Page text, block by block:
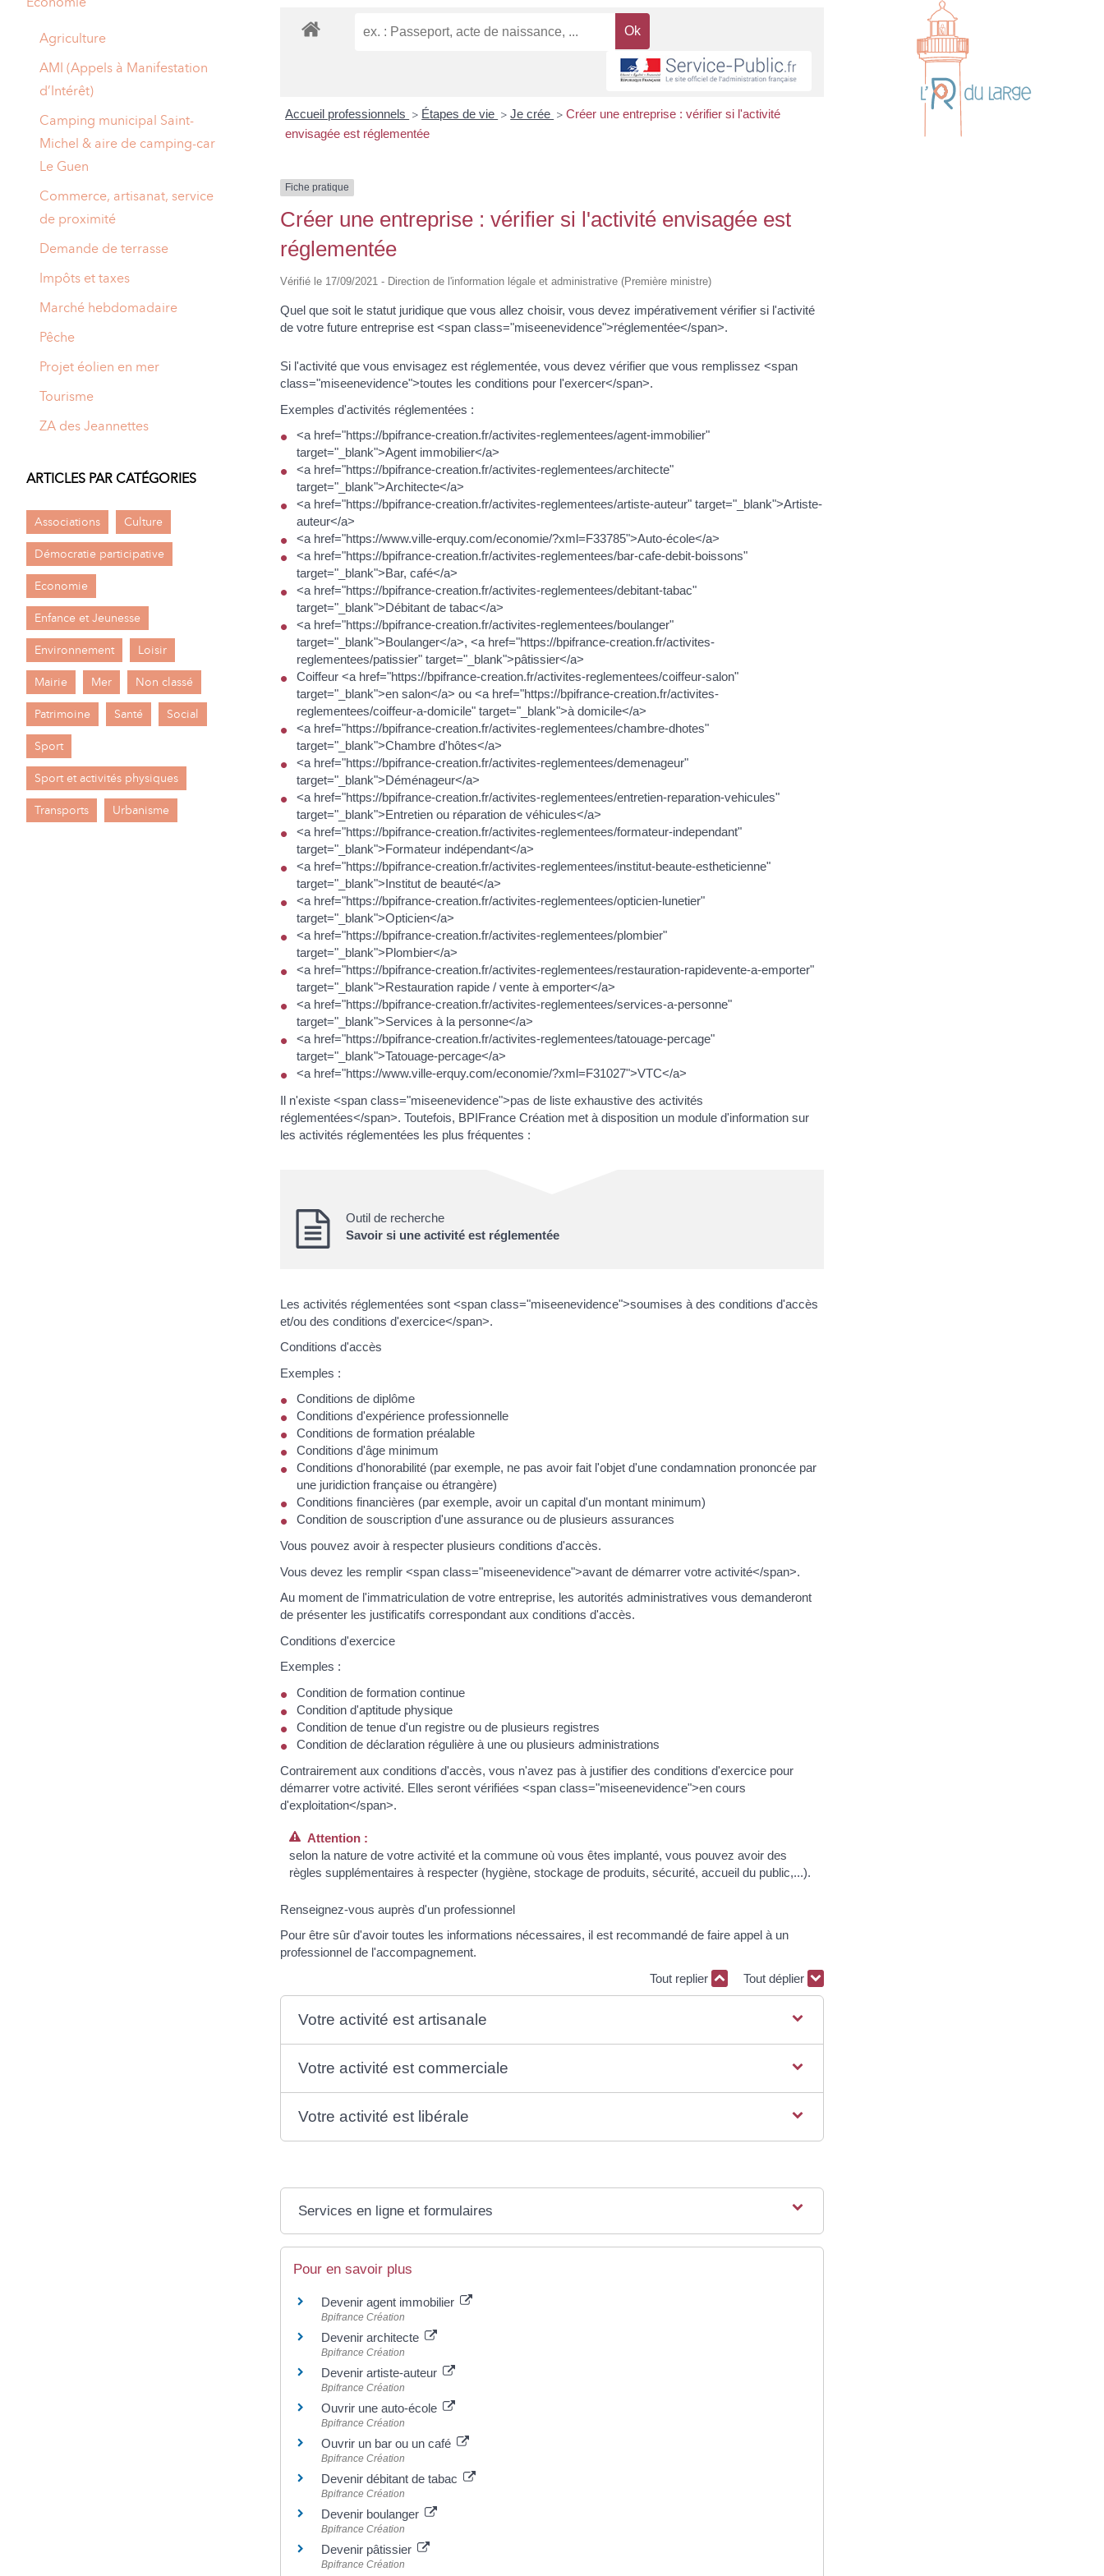
Accueil professionnels > Étapes de vie > Je crée > Créer une entreprise : vérifier si l'activité
envisagée est réglementée
Fiche pratique
Créer une entreprise : vérifier si l'activité envisagée est
réglementée
Vérifié le 17/09/2021 - Direction de l'information légale et administrative (Première ministre)
Quel que soit le statut juridique que vous allez choisir, vous devez impérativement vérifier si l'activité
de votre future entreprise est <span class="miseenevidence">réglementée</span>.
Si l'activité que vous envisagez est réglementée, vous devez vérifier que vous remplissez <span
class="miseenevidence">toutes les conditions pour l'exercer</span>.
Exemples d'activités réglementées :
<a href="https://bpifrance-creation.fr/activites-reglementees/agent-immobilier"
target="_blank">Agent immobilier</a>
<a href="https://bpifrance-creation.fr/activites-reglementees/architecte"
target="_blank">Architecte</a>
<a href="https://bpifrance-creation.fr/activites-reglementees/artiste-auteur" target="_blank">Artiste-
auteur</a>
<a href="https://www.ville-erquy.com/economie/?xml=F33785">Auto-école</a>
<a href="https://bpifrance-creation.fr/activites-reglementees/bar-cafe-debit-boissons"
target="_blank">Bar, café</a>
<a href="https://bpifrance-creation.fr/activites-reglementees/debitant-tabac"
target="_blank">Débitant de tabac</a>
<a href="https://bpifrance-creation.fr/activites-reglementees/boulanger"
target="_blank">Boulanger</a>, <a href="https://bpifrance-creation.fr/activites-
reglementees/patissier" target="_blank">pâtissier</a>
Coiffeur <a href="https://bpifrance-creation.fr/activites-reglementees/coiffeur-salon"
target="_blank">en salon</a> ou <a href="https://bpifrance-creation.fr/activites-
reglementees/coiffeur-a-domicile" target="_blank">à domicile</a>
<a href="https://bpifrance-creation.fr/activites-reglementees/chambre-dhotes"
target="_blank">Chambre d'hôtes</a>
<a href="https://bpifrance-creation.fr/activites-reglementees/demenageur"
target="_blank">Déménageur</a>
<a href="https://bpifrance-creation.fr/activites-reglementees/entretien-reparation-vehicules"
target="_blank">Entretien ou réparation de véhicules</a>
<a href="https://bpifrance-creation.fr/activites-reglementees/formateur-independant"
target="_blank">Formateur indépendant</a>
<a href="https://bpifrance-creation.fr/activites-reglementees/institut-beaute-estheticienne"
target="_blank">Institut de beauté</a>
<a href="https://bpifrance-creation.fr/activites-reglementees/opticien-lunetier"
target="_blank">Opticien</a>
<a href="https://bpifrance-creation.fr/activites-reglementees/plombier"
target="_blank">Plombier</a>
<a href="https://bpifrance-creation.fr/activites-reglementees/restauration-rapidevente-a-emporter"
target="_blank">Restauration rapide / vente à emporter</a>
<a href="https://bpifrance-creation.fr/activites-reglementees/services-a-personne"
target="_blank">Services à la personne</a>
<a href="https://bpifrance-creation.fr/activites-reglementees/tatouage-percage"
target="_blank">Tatouage-percage</a>
<a href="https://www.ville-erquy.com/economie/?xml=F31027">VTC</a>
Il n'existe <span class="miseenevidence">pas de liste exhaustive des activités
réglementées</span>. Toutefois, BPIFrance Création met à disposition un module d'information sur
les activités réglementées les plus fréquentes :
Outil de recherche
Savoir si une activité est réglementée
Les activités réglementées sont <span class="miseenevidence">soumises à des conditions d'accès
et/ou des conditions d'exercice</span>.
Conditions d'accès
Exemples :
Conditions de diplôme
Conditions d'expérience professionnelle
Conditions de formation préalable
Conditions d'âge minimum
Conditions d'honorabilité (par exemple, ne pas avoir fait l'objet d'une condamnation prononcée par
une juridiction française ou étrangère)
Conditions financières (par exemple, avoir un capital d'un montant minimum)
Condition de souscription d'une assurance ou de plusieurs assurances
Vous pouvez avoir à respecter plusieurs conditions d'accès.
Vous devez les remplir <span class="miseenevidence">avant de démarrer votre activité</span>.
Au moment de l'immatriculation de votre entreprise, les autorités administratives vous demanderont
de présenter les justificatifs correspondant aux conditions d'accès.
Conditions d'exercice
Exemples :
Condition de formation continue
Condition d'aptitude physique
Condition de tenue d'un registre ou de plusieurs registres
Condition de déclaration régulière à une ou plusieurs administrations
Contrairement aux conditions d'accès, vous n'avez pas à justifier des conditions d'exercice pour
démarrer votre activité. Elles seront vérifiées <span class="miseenevidence">en cours
d'exploitation</span>.
Attention :
selon la nature de votre activité et la commune où vous êtes implanté, vous pouvez avoir des
règles supplémentaires à respecter (hygiène, stockage de produits, sécurité, accueil du public,...).
Renseignez-vous auprès d'un professionnel
Pour être sûr d'avoir toutes les informations nécessaires, il est recommandé de faire appel à un
professionnel de l'accompagnement.
Tout replier
Tout déplier
Votre activité est artisanale
Votre activité est commerciale
Votre activité est libérale
Services en ligne et formulaires
Pour en savoir plus
Devenir agent immobilier
Bpifrance Création
Devenir architecte
Bpifrance Création
Devenir artiste-auteur
Bpifrance Création
Ouvrir une auto-école
Bpifrance Création
Ouvrir un bar ou un café
Bpifrance Création
Devenir débitant de tabac
Bpifrance Création
Devenir boulanger
Bpifrance Création
Devenir pâtissier
Bpifrance Création
Agriculture
AMI (Appels à Manifestation
d’Intérêt)
Camping municipal Saint-
Michel & aire de camping-car
Le Guen
Commerce, artisanat, service
de proximité
Demande de terrasse
Impôts et taxes
Marché hebdomadaire
Pêche
Projet éolien en mer
Tourisme
ZA des Jeannettes
ARTICLES PAR CATÉGORIES
Associations Culture
Démocratie participative
Economie
Enfance et Jeunesse
Environnement Loisir
Mairie Mer Non classé
Patrimoine Santé Social
Sport
Sport et activités physiques
Transports Urbanisme